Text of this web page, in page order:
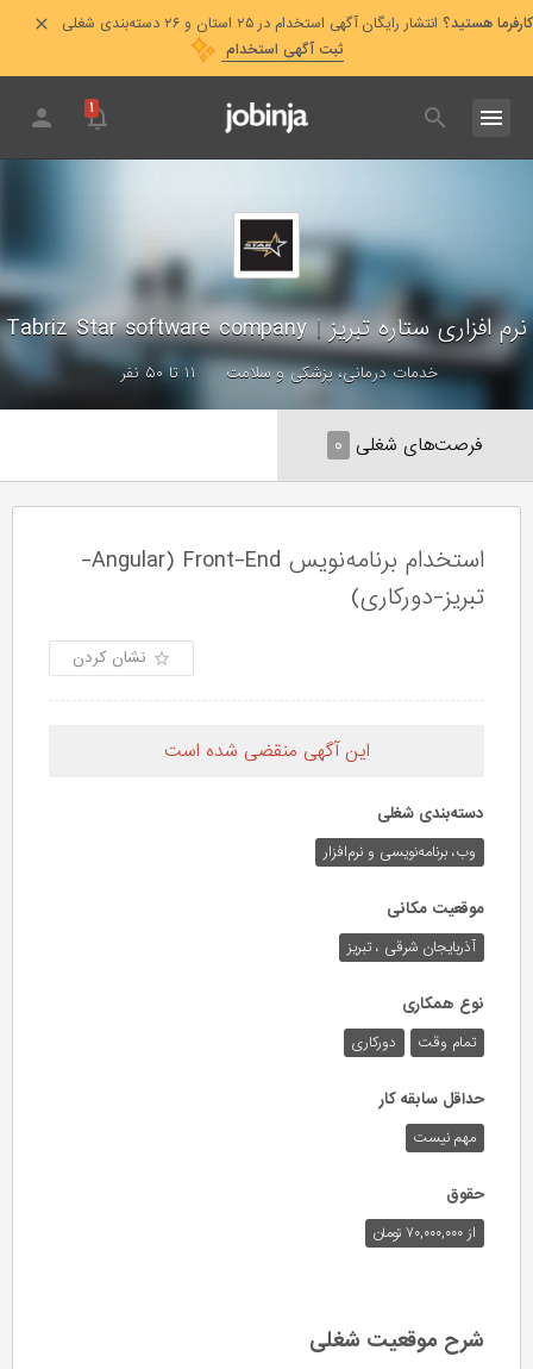
کارفرما هستید؟ انتشار رایگان آگهی استخدام در ۲۵ استان و ۲۶ دسته‌بندی شغلی
ثبت آگهی استخدام
۱
نرم افزاری ستاره تبریز|
Tabriz Star software company
خدمات درمانی، پزشکی و سلامت ۱۱ تا ۵۰ نفر
فرصت‌های شغلی ۰
استخدام برنامه‌نویس Front-End (Angular-
تبریز-دورکاری)
نشان کردن
این آگهی منقضی شده است
دسته‌بندی شغلی
وب،‌ برنامه‌نویسی و نرم‌افزار
موقعیت مکانی
آذربایجان شرقی ، تبریز
نوع همکاری
تمام وقت دورکاری
حداقل سابقه کار
مهم نیست
حقوق
از ۷۰,۰۰۰,۰۰۰ تومان
شرح موقعیت شغلی